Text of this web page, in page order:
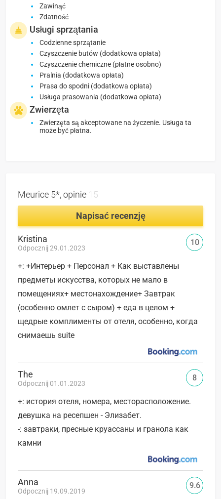
Zawinąć
Zdatność
Usługi sprzątania
Codzienne sprzątanie
Czyszczenie butów (dodatkowa opłata)
Czyszczenie chemiczne (płatne osobno)
Pralnia (dodatkowa opłata)
Prasa do spodni (dodatkowa opłata)
Usługa prasowania (dodatkowa opłata)
Zwierzęta
Zwierzęta są akceptowane na życzenie. Usługa ta
może być płatna.
Meurice 5*, opinie 15
Napisać recenzję
Kristina
Odpocznij 29.01.2023
+: +Интерьер + Персонал + Как выставлены
предметы искусства, которых не мало в
помещениях+ местонахождение+ Завтрак
(особенно омлет с сыром) + еда в целом +
щедрые комплименты от отеля, особенно, когда
снимаешь suite
10
The
Odpocznij 01.01.2023
+: история отеля, номера, месторасположение.
девушка на ресепшен - Элизабет.
-: завтраки, пресные круассаны и гранола как
камни
8
Anna
Odpocznij 19.09.2019
9.6